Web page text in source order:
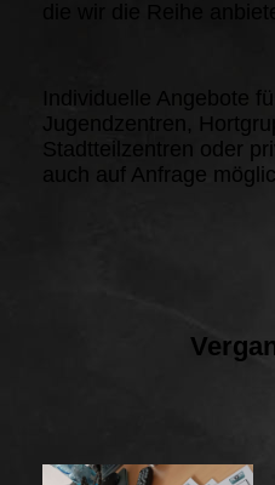
Individuelle Angebote
Jugendzentren,
Stadtteilzentren oder
auch auf Anfrage